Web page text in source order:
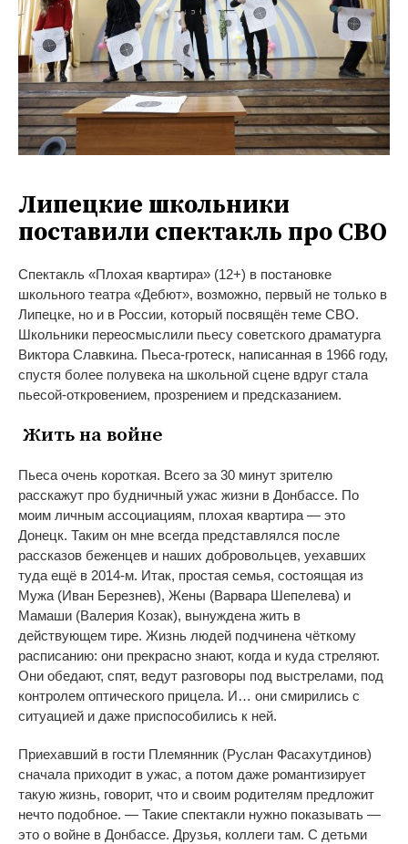
Липецкие школьники
поставили спектакль про СВО
Спектакль «Плохая квартира» (12+) в постановке
школьного театра «Дебют», возможно, первый не только в
Липецке, но и в России, который посвящён теме СВО.
Школьники переосмыслили пьесу советского драматурга
Виктора Славкина. Пьеса-гротеск, написанная в 1966 году,
спустя более полувека на школьной сцене вдруг стала
пьесой-откровением, прозрением и предсказанием.
Жить на войне
Пьеса очень короткая. Всего за 30 минут зрителю
расскажут про будничный ужас жизни в Донбассе. По
моим личным ассоциациям, плохая квартира — это
Донецк. Таким он мне всегда представлялся после
рассказов беженцев и наших добровольцев, уехавших
туда ещё в 2014-м. Итак, простая семья, состоящая из
Мужа (Иван Березнев), Жены (Варвара Шепелева) и
Мамаши (Валерия Козак), вынуждена жить в
действующем тире. Жизнь людей подчинена чёткому
расписанию: они прекрасно знают, когда и куда стреляют.
Они обедают, спят, ведут разговоры под выстрелами, под
контролем оптического прицела. И… они смирились с
ситуацией и даже приспособились к ней.
Приехавший в гости Племянник (Руслан Фасахутдинов)
сначала приходит в ужас, а потом даже романтизирует
такую жизнь, говорит, что и своим родителям предложит
нечто подобное. — Такие спектакли нужно показывать —
это о войне в Донбассе. Друзья, коллеги там. С детьми